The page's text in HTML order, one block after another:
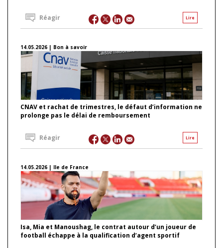
Lire
Réagir
14.05.2026 | Bon à savoir
CNAV et rachat de trimestres, le défaut d’information ne
prolonge pas le délai de remboursement
Lire
Réagir
14.05.2026 | Ile de France
Isa, Mia et Manoushag, le contrat autour d’un joueur de
football échappe à la qualification d’agent sportif